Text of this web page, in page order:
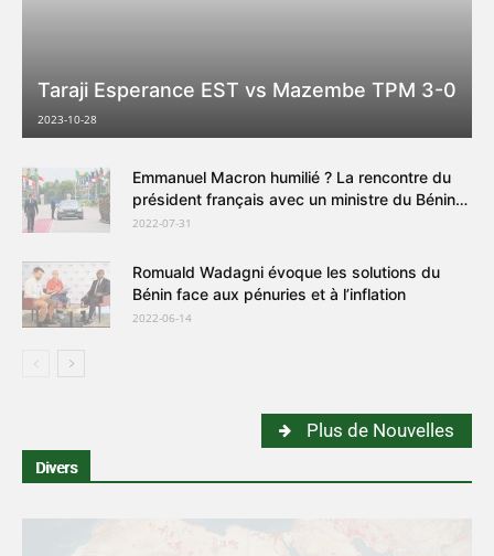
Taraji Esperance EST vs Mazembe TPM 3-0
2023-10-28
Emmanuel Macron humilié ? La rencontre du
président français avec un ministre du Bénin
moquée sur les réseaux sociaux
2022-07-31
Romuald Wadagni évoque les solutions du
Bénin face aux pénuries et à l’inflation
2022-06-14
Plus de Nouvelles
Divers